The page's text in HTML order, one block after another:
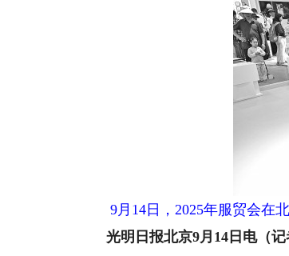
9月14日，2025年服贸会在
光明日报北京9月14日电（记